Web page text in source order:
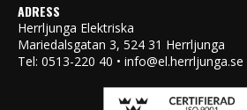
ADRESS
Herrljunga Elektriska
Mariedalsgatan 3, 524 31 Herrljunga
Tel: 0513-220 40 • info@el.herrljunga.se